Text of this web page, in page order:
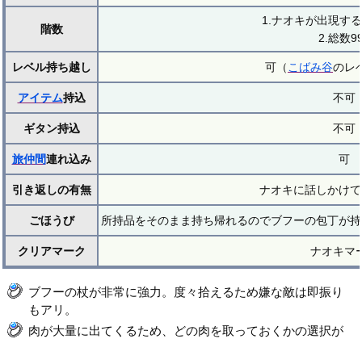
階数
1.ナオキが出現す
2.総数
レベル持ち越し 可（ こばみ谷のレ
アイテム持込 不可
ギタン持込 不可
旅仲間連れ込み 可
引き返しの有無 ナオキに話しかけ
ごほうび 所持品をそのまま持ち帰れるのでブフーの包丁が
クリアマーク ナオキマ
ブフーの杖が非常に強力。度々拾えるため嫌な敵は即振り
もアリ。
肉が大量に出てくるため、どの肉を取っておくかの選択が